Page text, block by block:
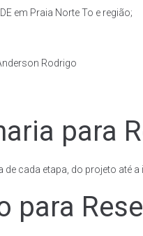
em Praia Norte To e região;
Rodrigo
para
cada etapa, do projeto até a
para